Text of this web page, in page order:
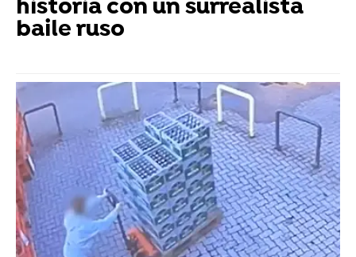
historia con un surrealista
baile ruso